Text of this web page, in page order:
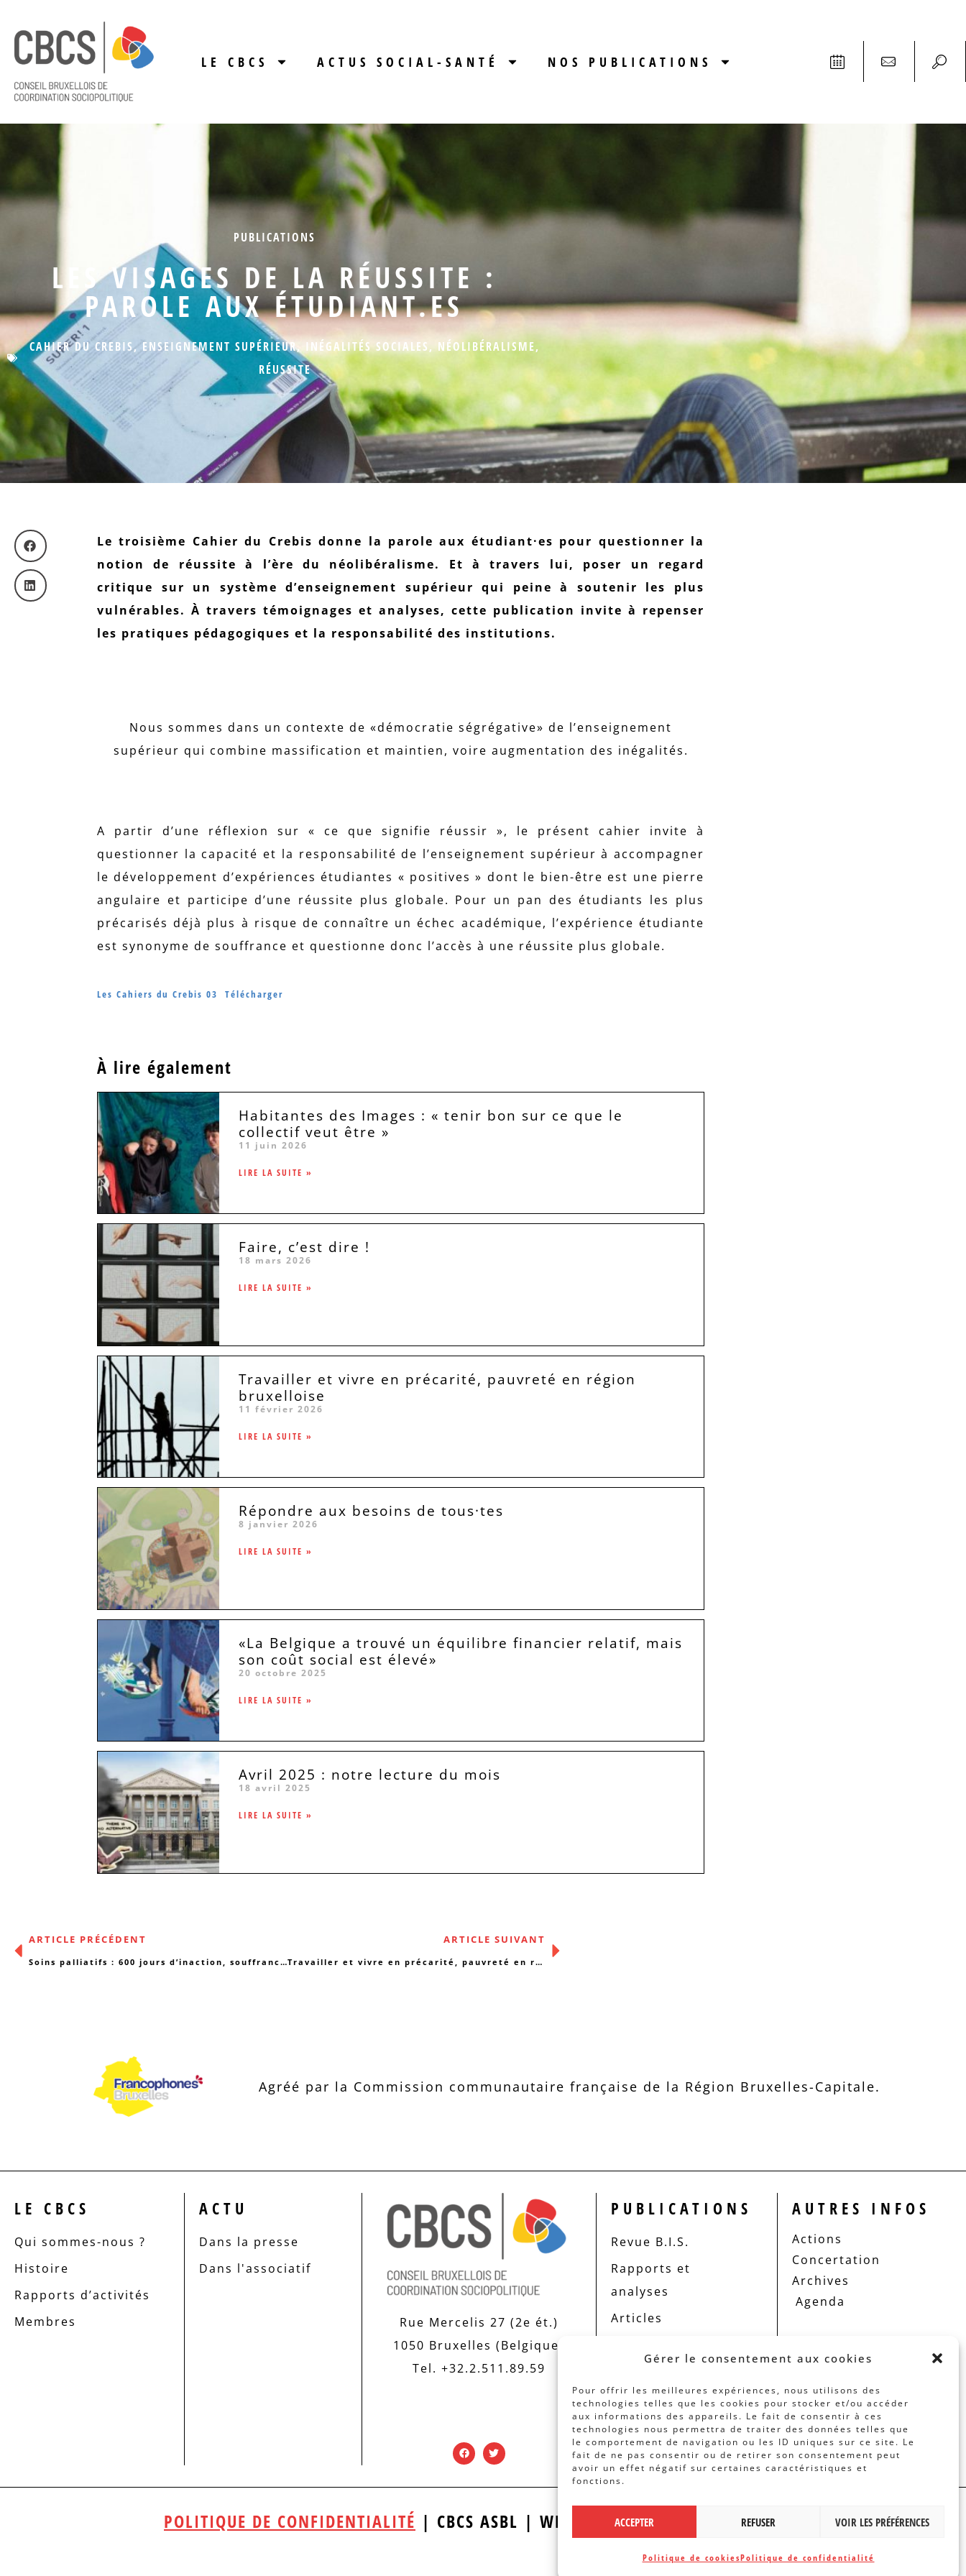
Gérer le consentement aux cookies
Pour offrir les meilleures expériences, nous utilisons des
technologies telles que les cookies pour stocker et/ou accéder
aux informations des appareils. Le fait de consentir à ces
technologies nous permettra de traiter des données telles que
le comportement de navigation ou les ID uniques sur ce site. Le
fait de ne pas consentir ou de retirer son consentement peut
avoir un effet négatif sur certaines caractéristiques et
fonctions.
ACCEPTER REFUSER VOIR LES PRÉFÉRENCES
Politique de cookiesPolitique de confidentialité
LE CBCS ACTUS SOCIAL-SANTÉ NOS PUBLICATIONS
PUBLICATIONS
LES VISAGES DE LA RÉUSSITE :
PAROLE AUX ÉTUDIANT.ES
CAHIER DU CREBIS, ENSEIGNEMENT SUPÉRIEUR, INÉGALITÉS SOCIALES,NÉOLIBÉRALISME,
RÉUSSITE
Le troisième Cahier du Crebis donne la parole aux étudiant·es pour questionner la
notion de réussite à l’ère du néolibéralisme. Et à travers lui, poser un regard
critique sur un système d’enseignement supérieur qui peine à soutenir les plus
vulnérables. À travers témoignages et analyses, cette publication invite à repenser
les pratiques pédagogiques et la responsabilité des institutions.
Nous sommes dans un contexte de «démocratie ségrégative» de l’enseignement
supérieur qui combine massification et maintien, voire augmentation des inégalités.
A partir d’une réflexion sur « ce que signifie réussir », le présent cahier invite à
questionner la capacité et la responsabilité de l’enseignement supérieur à accompagner
le développement d’expériences étudiantes « positives » dont le bien-être est une pierre
angulaire et participe d’une réussite plus globale. Pour un pan des étudiants les plus
précarisés déjà plus à risque de connaître un échec académique, l’expérience étudiante
est synonyme de souffrance et questionne donc l’accès à une réussite plus globale.
Les Cahiers du Crebis 03 Télécharger
À lire également
Habitantes des Images : « tenir bon sur ce que le
collectif veut être »
11 juin 2026
LIRE LA SUITE »
Faire, c’est dire !
18 mars 2026
LIRE LA SUITE »
Travailler et vivre en précarité, pauvreté en région
bruxelloise
11 février 2026
LIRE LA SUITE »
Répondre aux besoins de tous·tes
8 janvier 2026
LIRE LA SUITE »
«La Belgique a trouvé un équilibre financier relatif, mais
son coût social est élevé»
20 octobre 2025
LIRE LA SUITE »
Avril 2025 : notre lecture du mois
18 avril 2025
LIRE LA SUITE »
ARTICLE PRÉCÉDENT
Soins palliatifs : 600 jours d’inaction, souffrance des patients en fin de vie et des soignants
ARTICLE SUIVANT
Travailler et vivre en précarité, pauvreté en région bruxelloise
Agréé par la Commission communautaire française de la Région Bruxelles-Capitale.
LE CBCS
Qui sommes-nous ?
Histoire
Rapports d’activités
Membres
ACTU
Dans la presse
Dans l'associatif
Rue Mercelis 27 (2e ét.)
1050 Bruxelles (Belgique)
Tel. +32.2.511.89.59
PUBLICATIONS
Revue B.I.S.
Rapports et
analyses
Articles
AUTRES INFOS
Actions
Concertation
Archives
Agenda
POLITIQUE DE CONFIDENTIALITÉ | CBCS ASBL | WEBDESIGN PAR BANLIEUES ASBL